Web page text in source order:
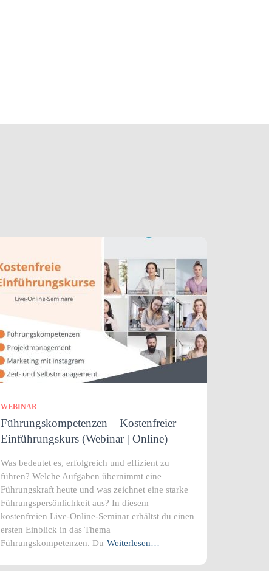
WEBINAR
Führungskompetenzen – Kostenfreier
Einführungskurs (Webinar | Online)
Was bedeutet es, erfolgreich und effizient zu
führen? Welche Aufgaben übernimmt eine
Führungskraft heute und was zeichnet eine starke
Führungspersönlichkeit aus? In diesem
kostenfreien Live-Online-Seminar erhältst du einen
ersten Einblick in das Thema
Führungskompetenzen. Du Weiterlesen…